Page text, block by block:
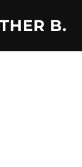
B.